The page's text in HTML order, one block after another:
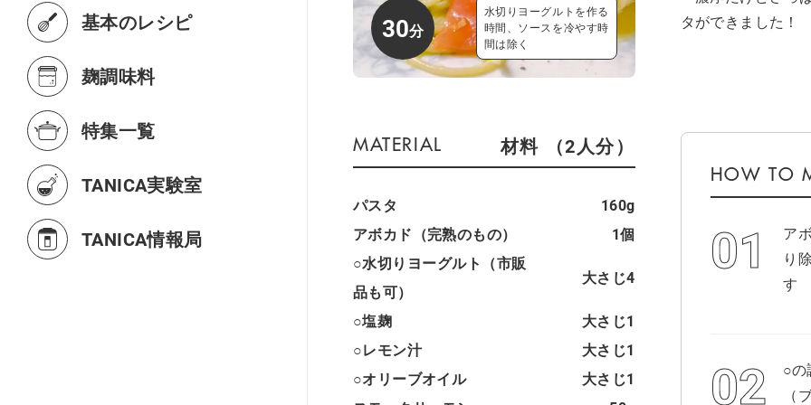
基本のレシピ
麹調味料
特集一覧
TANICA実験室
TANICA情報局
30
水切りヨーグルトを作る
時間、ソースを冷やす時
間は除く
タができました！
材料 （2人分）
パスタ
160g
アボカド（完熟のもの）
1個
○水切りヨーグルト（市販
品も可）
大さじ4
○塩麹
大さじ1
○レモン汁
大さじ1
○オリーブオイル
大さじ1
ア
り
す
○の
（